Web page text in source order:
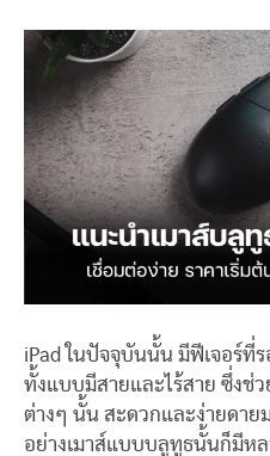
iPad ในปัจจุบันนั้น มีฟีเจอร์ที่ร
ทั้งแบบมีสายและไร้สาย ซึ่งช่ว
ต่างๆ นั้น สะดวกและง่ายดาย
อย่างเมาส์แบบบลูทูธนั้นก็มีห